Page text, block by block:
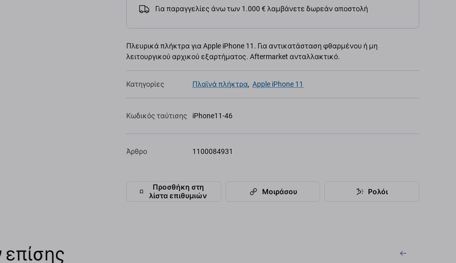
Για παραγγελίες άνω των 1.000 € λαμβάνετε δωρεάν αποστολή
Πλευρικά πλήκτρα για Apple iPhone 11. Για αντικατάσταση φθαρμένου ή μη
λειτουργικού αρχικού εξαρτήματος. Aftermarket ανταλλακτικό.
Κατηγορίες Πλαϊνά πλήκτρα, Apple iPhone 11
Κωδικός ταύτισης iPhone11-46
Άρθρο 1100084931
Προσθήκη στη
λίστα επιθυμιών
Μοιράσου Ρολόι